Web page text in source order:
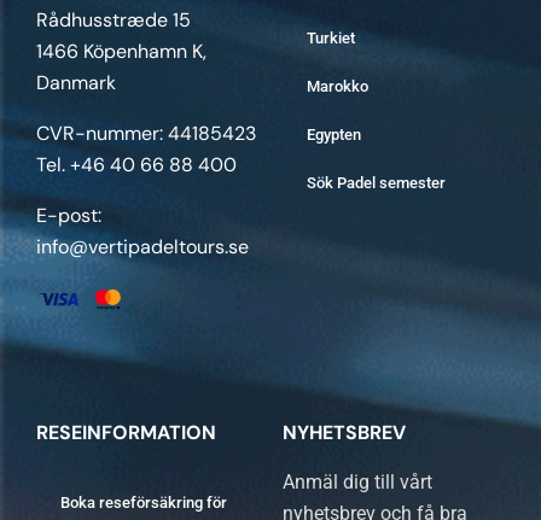
Rådhusstræde 15
1466 Köpenhamn K,
Danmark
CVR-nummer: 44185423
Tel. +46 40 66 88 400
E-post:
info@vertipadeltours.se
Turkiet
Marokko
Egypten
Sök Padel semester
RESEINFORMATION
Boka reseförsäkring för
NYHETSBREV
Anmäl dig till vårt
nyhetsbrev och få bra